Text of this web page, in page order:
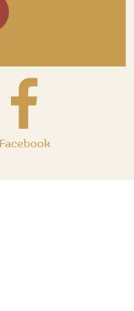
Facebook